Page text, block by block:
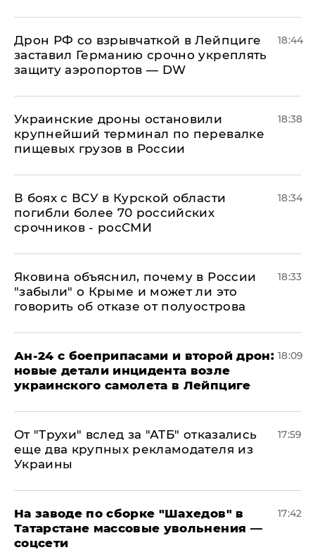
​Дрон РФ со взрывчаткой в Лейпциге
заставил Германию срочно укреплять
защиту аэропортов — DW
18:44
Украинские дроны остановили
крупнейший терминал по перевалке
пищевых грузов в России
18:38
В боях с ВСУ в Курской области
погибли более 70 российских
срочников - росСМИ
18:34
Яковина объяснил, почему в России
"забыли" о Крыме и может ли это
говорить об отказе от полуострова
18:33
Ан-24 с боеприпасами и второй дрон:
новые детали инцидента возле
украинского самолета в Лейпциге
18:09
От "Трухи" вслед за "АТБ" отказались
еще два крупных рекламодателя из
Украины
17:59
На заводе по сборке "Шахедов" в
Татарстане массовые увольнения —
соцсети
17:42